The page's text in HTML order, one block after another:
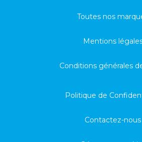
Toutes nos
Mentions
Conditions générales
Politique de
Contactez-nous